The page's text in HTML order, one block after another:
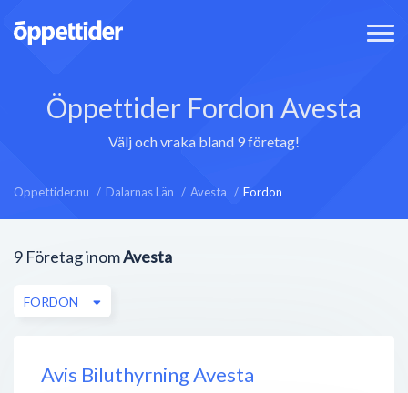
Öppettider Fordon Avesta
Välj och vraka bland 9 företag!
Öppettider.nu Dalarnas Län Avesta Fordon
9 Företag inomAvesta
FORDON
Avis Biluthyrning Avesta